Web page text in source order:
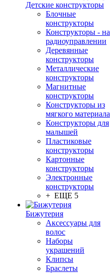
Детские конструкторы
Блочные
конструкторы
Конструкторы - на
радиоуправлении
Деревянные
конструкторы
Металлические
конструкторы
Магнитные
конструкторы
Конструкторы из
мягкого материала
Конструкторы для
малышей
Пластиковые
конструкторы
Картонные
конструкторы
Электронные
конструкторы
+ ЕЩЕ 5
Бижутерия
Аксессуары для
волос
Наборы
украшений
Клипсы
Браслеты